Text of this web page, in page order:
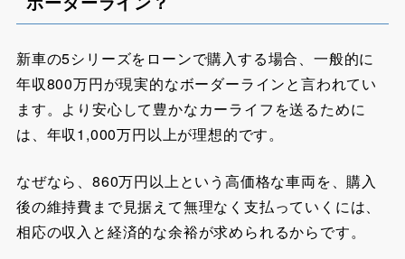
新車の5シリーズをローンで購入する場合、一般的に
年収800万円が現実的なボーダーラインと言われてい
ます。より安心して豊かなカーライフを送るために
は、年収1,000万円以上が理想的です。
なぜなら、860万円以上という高価格な車両を、購入
後の維持費まで見据えて無理なく支払っていくには、
相応の収入と経済的な余裕が求められるからです。